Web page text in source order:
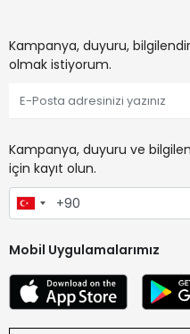
Kampanya, duyuru,
olmak istiyorum.
Kampanya, duyuru ve
için kayıt olun.
Mobil Uygulamalarımız